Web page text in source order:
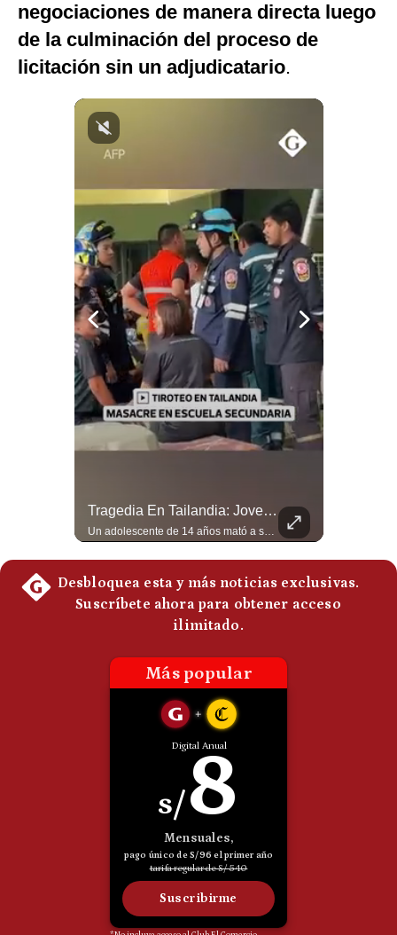
Tecnología
Club del Suscriptor
Gestión TV
Fotogalerías
gestion.pe
Privacidad
De
Cookies
negociaciones de manera directa luego
de la culminación del proceso de
licitación sin un adjudicatario.
Tragedia En Tailandia: Joven De 14 Años Ataca A Su Familia Y Colegio | Gestión Mundo
Un adolescente de 14 años mató a sus abuelos y luego atacó su colegio de secundaria en Tailandia, dejando cinco fallecidos adicionales y más de 30 heridos antes de quitarse la vida. Según las autoridades y el primer ministro Anutin Charnvirakul, el hecho habría sido motivado por estrés académico extremo. El suceso reabre el debate sobre la alta posesión de armas de fuego en el país asiático. #Tailandia #Noticias #UltimaHora #NoticiasInternacionales #Shorts 👉 Suscríbete y activa la campana para no perderte nuestro análisis diario. 🌎 Síguenos en nuestras redes sociales: 📌 Web oficial: https://gestion.pe/mundo/ 📌 LinkedIn: http://bit.ly/3HYIET0 📌 X (Twitter): http://bit.ly/4noZtX9 📌 TikTok: http://bit.ly/4evB6TO